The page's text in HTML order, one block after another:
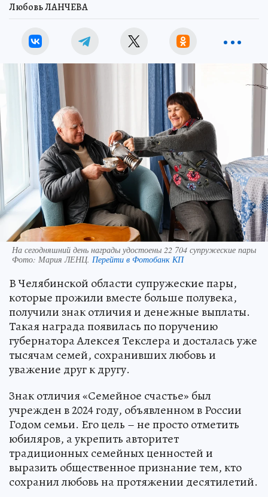
Любовь ЛАНЧЕВА
На сегодняшний день награды удостоены 22 704 супружеские пары
Фото: Мария ЛЕНЦ. Перейти в Фотобанк КП
В Челябинской области супружеские пары,
которые прожили вместе больше полувека,
получили знак отличия и денежные выплаты.
Такая награда появилась по поручению
губернатора Алексея Текслера и досталась уже
тысячам семей, сохранивших любовь и
уважение друг к другу.
Знак отличия «Семейное счастье» был
учрежден в 2024 году, объявленном в России
Годом семьи. Его цель – не просто отметить
юбиляров, а укрепить авторитет
традиционных семейных ценностей и
выразить общественное признание тем, кто
сохранил любовь на протяжении десятилетий.